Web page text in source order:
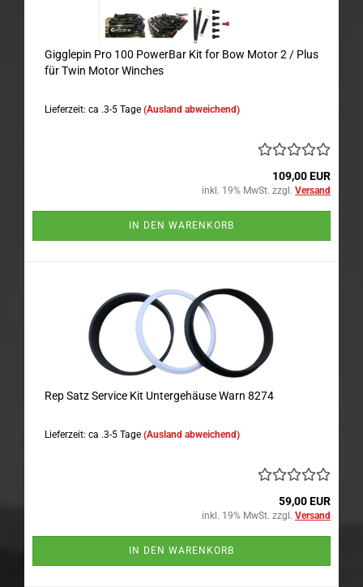
Gigglepin Pro 100 PowerBar Kit for Bow Motor 2 / Plus
für Twin Motor Winches
Lieferzeit: ca .3-5 Tage (Ausland abweichend)
109,00 EUR
inkl. 19% MwSt. zzgl. Versand
IN DEN WARENKORB
Rep Satz Service Kit Untergehäuse Warn 8274
Lieferzeit: ca .3-5 Tage (Ausland abweichend)
59,00 EUR
inkl. 19% MwSt. zzgl. Versand
IN DEN WARENKORB